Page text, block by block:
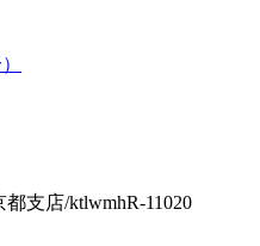
支店/ktlwmhR-11020